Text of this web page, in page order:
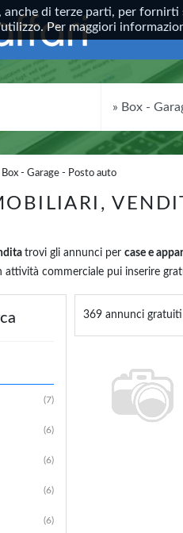
di terze parti, per
Per maggiori
- Garage - Posto auto
trovi gli annunci per case e
commerciale pui inserire
(7)
(6)
(6)
(6)
(6)
369 annunci gratuiti